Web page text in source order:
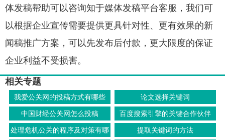
体发稿帮助可以咨询知于媒体发稿平台客服，我们可
以根据企业宣传需要提供更具针对性、更有效果的新
闻稿推广方案，可以先发布后付款，更大限度的保证
企业利益不受损害。
相关专题
我爱公关网的投稿方式有哪些 论文选择关键词
中国财经公关网怎么投稿 百度搜索引擎的关键合作伙伴
处理危机公关的程序及对策有哪 提取关键词的方法